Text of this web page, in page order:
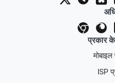
प्रकार
मोबाइल
ISP